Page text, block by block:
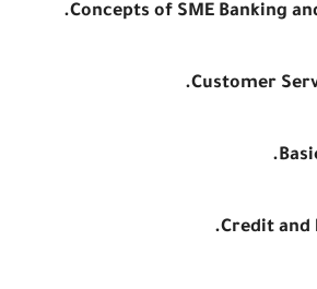
Concepts of SME Banking
Customer
Credit and